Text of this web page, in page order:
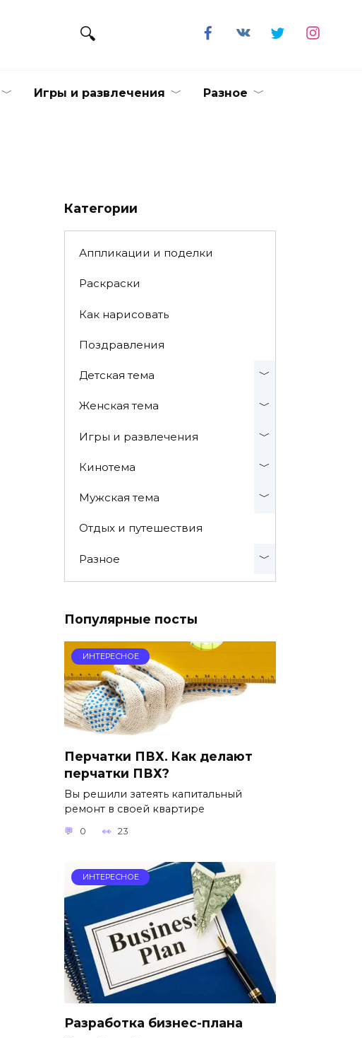
Игры и развлечения Разное
Категории
Аппликации и поделки
Раскраски
Как нарисовать
Поздравления
Детская тема
Женская тема
Игры и развлечения
Кинотема
Мужская тема
Отдых и путешествия
Разное
Популярные посты
ИНТЕРЕСНОЕ
Перчатки ПВХ. Как делают
перчатки ПВХ?
Вы решили затеять капитальный
ремонт в своей квартире
0 23
ИНТЕРЕСНОЕ
Разработка бизнес-плана